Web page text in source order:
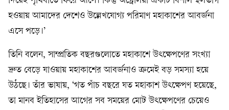
হওয়ায় আমাদের দেশেও উল্লেখযোগ্য পরিমাণ মহাকাশের আবর্জনা
এসে পড়ে।’
তিনি বলেন, সাম্প্রতিক বছরগুলোতে মহাকাশে উৎক্ষেপণের সংখ্যা
দ্রুত বেড়ে যাওয়ায় মহাকাশের আবর্জনাও ক্রমেই বড় সমস্যা হয়ে
উঠছে। তাঁর ভাষায়, ‘গত পাঁচ বছরে যত মহাকাশ উৎক্ষেপণ হয়েছে,
তা মানব ইতিহাসের আগের সব সময়ের মোট উৎক্ষেপণের চেয়েও